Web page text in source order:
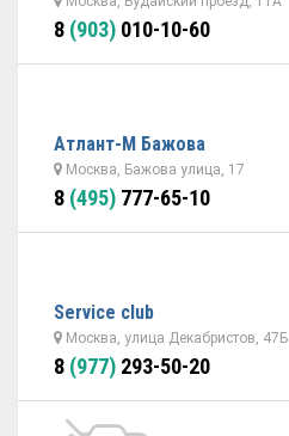
8 (903) 010-10-60
Атлант-М Бажова
Москва, Бажова улица, 17
8 (495) 777-65-10
Service club
Москва, улица Декабристов, 47Б
8 (977) 293-50-20